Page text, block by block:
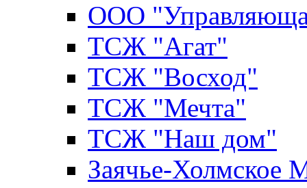
ООО
ТСЖ "Агат"
ТСЖ "Восход"
ТСЖ "Мечта"
ТСЖ "Наш дом"
Заячье-